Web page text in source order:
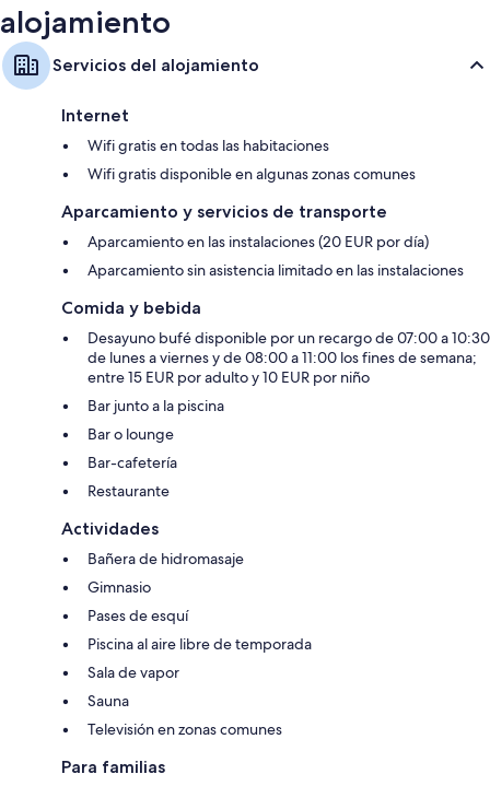
alojamiento
Servicios del alojamiento
Internet
Wifi gratis en todas las habitaciones
Wifi gratis disponible en algunas zonas comunes
Aparcamiento y servicios de transporte
Aparcamiento en las instalaciones (20 EUR por día)
Aparcamiento sin asistencia limitado en las instalaciones
Comida y bebida
Desayuno bufé disponible por un recargo de 07:00 a 10:30
de lunes a viernes y de 08:00 a 11:00 los fines de semana;
entre 15 EUR por adulto y 10 EUR por niño
Bar junto a la piscina
Bar o lounge
Bar-cafetería
Restaurante
Actividades
Bañera de hidromasaje
Gimnasio
Pases de esquí
Piscina al aire libre de temporada
Sala de vapor
Sauna
Televisión en zonas comunes
Para familias